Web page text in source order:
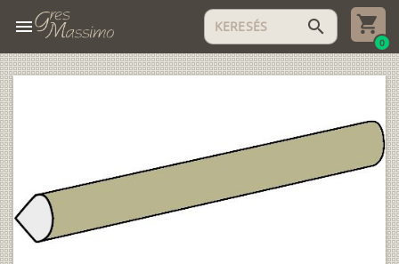
menu search
0